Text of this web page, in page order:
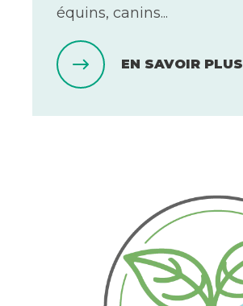
équins, canins...
EN SAVOIR PLUS